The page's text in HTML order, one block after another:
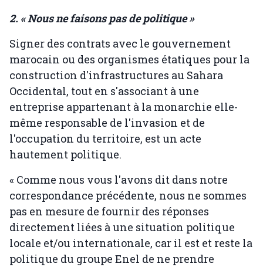
2. « Nous ne faisons pas de politique »
Signer des contrats avec le gouvernement
marocain ou des organismes étatiques pour la
construction d'infrastructures au Sahara
Occidental, tout en s'associant à une
entreprise appartenant à la monarchie elle-
même responsable de l'invasion et de
l'occupation du territoire, est un acte
hautement politique.
« Comme nous vous l'avons dit dans notre
correspondance précédente, nous ne sommes
pas en mesure de fournir des réponses
directement liées à une situation politique
locale et/ou internationale, car il est et reste la
politique du groupe Enel de ne prendre